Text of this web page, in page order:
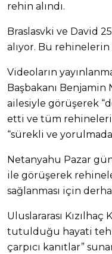
rehin alındı.
Braslasvki ve David
alıyor. Bu rehinelerin
Videoların
Başbakanı
ailesiyle görüşerek
etti ve tüm
“sürekli ve
Netanyahu Pazar
ile görüşerek
sağlanması için
Uluslararası
tutulduğu hayati
çarpıcı kanıtlar”